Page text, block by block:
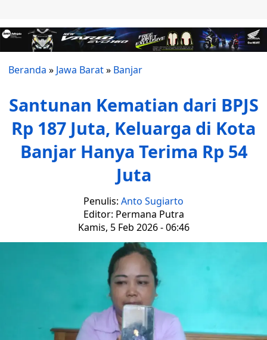
Beranda » Jawa Barat» Banjar
Santunan Kematian dari BPJS
Rp 187 Juta, Keluarga di Kota
Banjar Hanya Terima Rp 54
Juta
Penulis: Anto Sugiarto
Editor: Permana Putra
Kamis, 5 Feb 2026 - 06:46